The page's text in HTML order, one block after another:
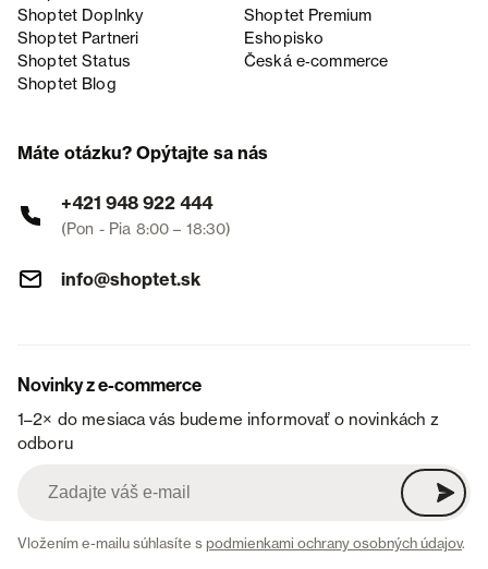
Shoptet Doplnky
Shoptet Premium
Shoptet Partneri
Eshopisko
Shoptet Status
Česká e‑commerce
Shoptet Blog
Máte otázku? Opýtajte sa nás
+421 948 922 444
(Pon - Pia 8:00 – 18:30)
info@shoptet.sk
Novinky z e-commerce
1–2× do mesiaca vás budeme informovať o novinkách z
odboru
Vložením e-mailu súhlasíte spodmienkami ochrany osobných údajov.